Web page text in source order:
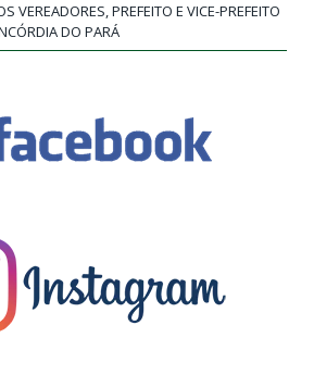
VEREADORES, PREFEITO E VICE-PREFEITO
DO PARÁ